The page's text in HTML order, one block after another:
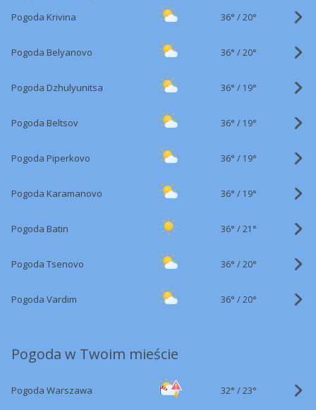
Pogoda Krivina 36° /20°
Pogoda Belyanovo 36° /20°
Pogoda Dzhulyunitsa 36° / 19°
Pogoda Beltsov 36° / 19°
Pogoda Piperkovo 36° / 19°
Pogoda Karamanovo 36° / 19°
Pogoda Batin 36° /21°
Pogoda Tsenovo 36° /20°
Pogoda Vardim 36° /20°
Pogoda w Twoim mieście
Pogoda Warszawa 32° /23°